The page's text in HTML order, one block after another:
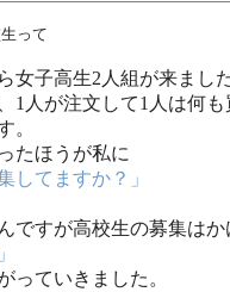
って
女子高生2人組が来まし
1人が注文して1人は何
。
たほうが私に
してますか？」
ですが高校生の募集は
っていきました。